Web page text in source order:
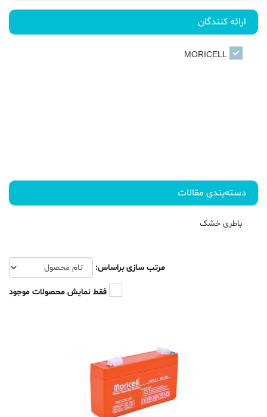
ارائه کنندگان
دسته‌بندی مقالات
باطری خشک
مرتب سازی براساس:
فقط نمایش محصولات موجود